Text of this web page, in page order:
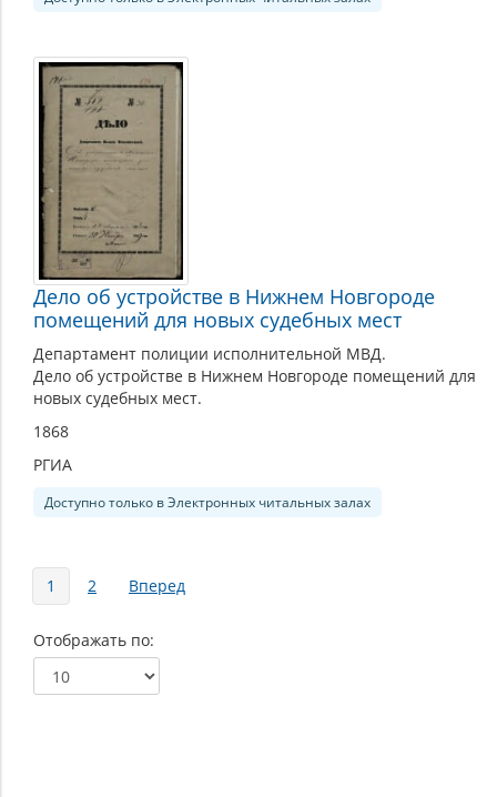
Дело об устройстве в Нижнем Новгороде
помещений для новых судебных мест
Департамент полиции исполнительной МВД.
Дело об устройстве в Нижнем Новгороде помещений для
новых судебных мест.
1868
РГИА
Доступно только в Электронных читальных залах
Страницы
1 2 Вперед
Отображать по